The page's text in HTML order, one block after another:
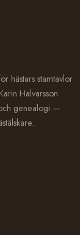
hästars stamtavlor
Halvarsson
genealogi —